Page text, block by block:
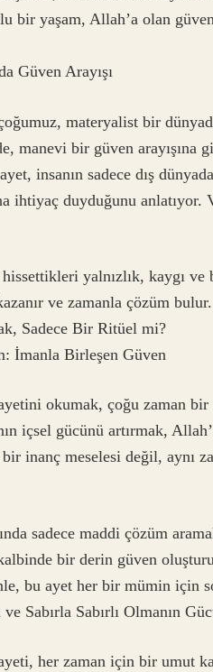
bir yaşam, Allah’a olan
Güven Arayışı
materyalist bir
manevi bir güven
insanın sadece dış
ihtiyaç duyduğunu anlatıyor.
hissettikleri yalnızlık, kaygı
ve zamanla çözüm bulur.
Sadece Bir Ritüel mi?
İmanla Birleşen Güven
okumak, çoğu zaman
içsel gücünü artırmak,
inanç meselesi değil, aynı
sadece maddi çözüm
bir derin güven
bu ayet her bir mümin için
Sabırla Sabırlı Olmanın
her zaman için bir umut